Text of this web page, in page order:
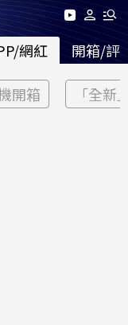
網紅 開箱/評
開箱 「全新